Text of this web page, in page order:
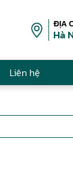
ĐỊA
Hà
Liên hệ